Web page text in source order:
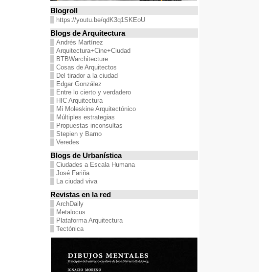
Blogroll
https://youtu.be/qdK3q1SKEoU
Blogs de Arquitectura
Andrés Martínez
Arquitectura+Cine+Ciudad
BTBWarchitecture
Cosas de Arquitectos
Del tirador a la ciudad
Edgar González
Entre lo cierto y verdadero
HIC Arquitectura
Mi Moleskine Arquitectónico
Múltiples estrategias
Propuestas inconsultas
Stepien y Barno
Veredes
Blogs de Urbanística
Ciudades a Escala Humana
José Fariña
La ciudad viva
Revistas en la red
ArchDaily
Metalocus
Plataforma Arquitectura
Tectónica